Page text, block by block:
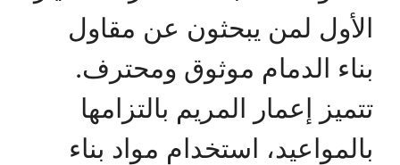
الأول لمن يبحثون عن مقاول
بناء الدمام موثوق ومحترف.
تتميز إعمار المريم بالتزامها
بالمواعيد، استخدام مواد بناء